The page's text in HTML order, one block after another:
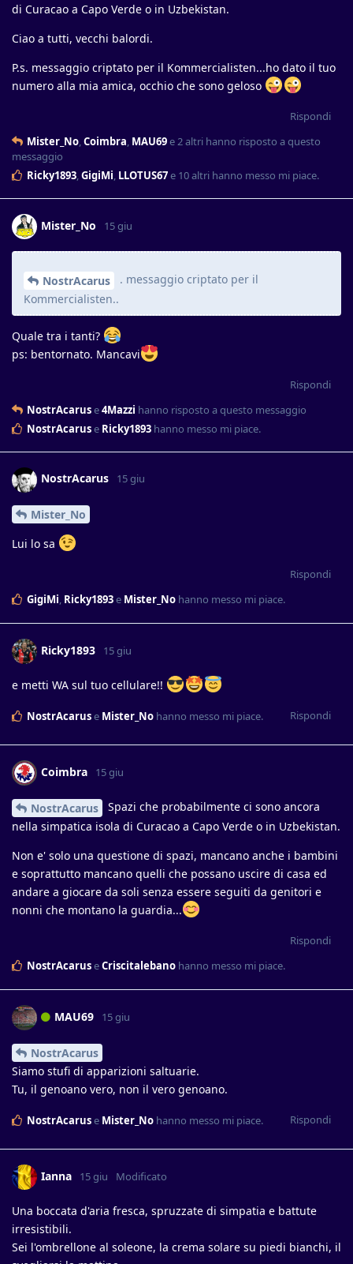
di Curacao a Capo Verde o in Uzbekistan.
Ciao a tutti, vecchi balordi.
P.s. messaggio criptato per il Kommercialisten...ho dato il tuo
numero alla mia amica, occhio che sono geloso
Rispondi
Mister_No,Coimbra, MAU69e2altri hanno risposto a questo
messaggio
Ricky1893,GigiMi, LLOTUS67e 10altri hanno messo mi piace.
Mister_No 15 giu
NostrAcarus
. messaggio criptato per il
Kommercialisten..
Quale tra i tanti?
ps: bentornato. Mancavi
Rispondi
NostrAcaruse4Mazzi hanno risposto a questo messaggio
NostrAcaruse Ricky1893 hanno messo mi piace.
NostrAcarus 15 giu
Mister_No
Lui lo sa
Rispondi
GigiMi, Ricky1893e Mister_No hanno messo mi piace.
Ricky1893 15 giu
e metti WA sul tuo cellulare!!
Rispondi
NostrAcaruse Mister_No hanno messo mi piace.
Coimbra 15 giu
NostrAcarus
Spazi che probabilmente ci sono ancora
nella simpatica isola di Curacao a Capo Verde o in Uzbekistan.
Non e' solo una questione di spazi, mancano anche i bambini
e soprattutto mancano quelli che possano uscire di casa ed
andare a giocare da soli senza essere seguiti da genitori e
nonni che montano la guardia...
Rispondi
NostrAcaruseCriscitalebano hanno messo mi piace.
MAU69 15 giu
NostrAcarus
Siamo stufi di apparizioni saltuarie.
Tu, il genoano vero, non il vero genoano.
Rispondi
NostrAcaruse Mister_No hanno messo mi piace.
Ianna 15 giu Modificato
Una boccata d'aria fresca, spruzzate di simpatia e battute
irresistibili.
Sei l'ombrellone al soleone, la crema solare su piedi bianchi, il